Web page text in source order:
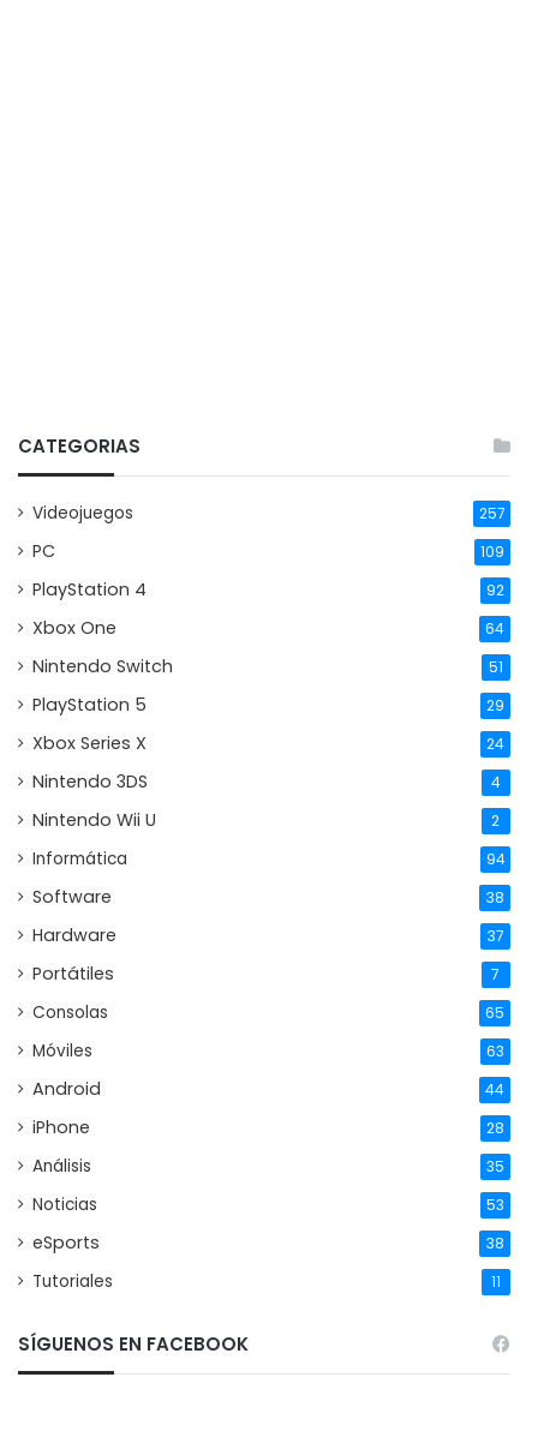
CATEGORIAS
Videojuegos 257
PC 109
PlayStation 4 92
Xbox One 64
Nintendo Switch 51
PlayStation 5 29
Xbox Series X 24
Nintendo 3DS 4
Nintendo Wii U 2
Informática 94
Software 38
Hardware 37
Portátiles 7
Consolas 65
Móviles 63
Android 44
iPhone 28
Análisis 35
Noticias 53
eSports 38
Tutoriales 11
SÍGUENOS EN FACEBOOK